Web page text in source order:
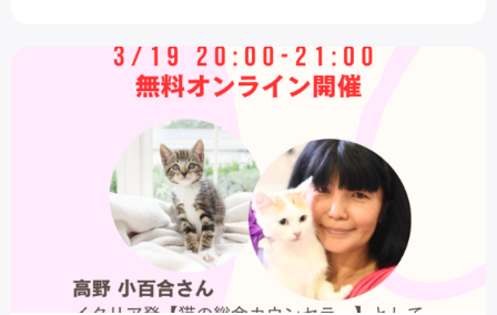
その常識、都市伝説かも…！？ 猫の行動 新常識レッスン開催